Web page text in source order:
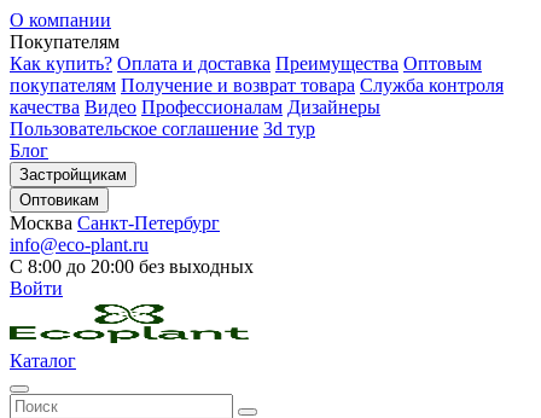
О компании
Покупателям
Как купить? Оплата и доставка Преимущества Оптовым
покупателям Получение и возврат товара Служба контроля
качества Видео Профессионалам Дизайнеры
Пользовательское соглашение 3d тур
Блог
Застройщикам
Оптовикам
Москва Санкт-Петербург
info@eco-plant.ru
С 8:00 до 20:00 без выходных
Войти
Каталог